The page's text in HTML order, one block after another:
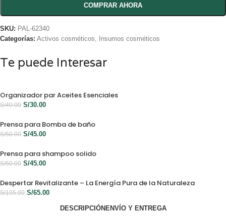
COMPRAR AHORA
SKU: PAL-62340
Categorías: Activos cosméticos Insumos cosméticos
Te puede Interesar
Organizador par Aceites Esenciales
S/40.00 S/30.00
Prensa para Bomba de baño
S/50.00 S/45.00
Prensa para shampoo solido
S/50.00 S/45.00
Despertar Revitalizante – La Energía Pura de la Naturaleza
S/105.00 S/65.00
DESCRIPCIÓNENVÍO Y ENTREGA